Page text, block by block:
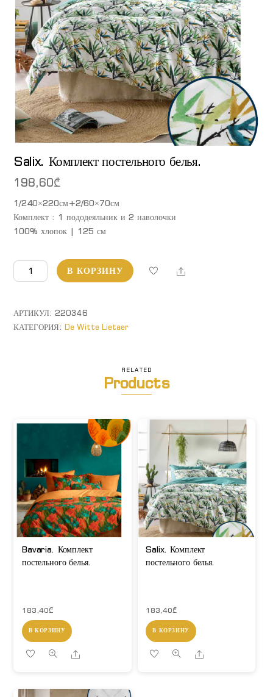
Salix. Комплект постельного белья.
198,60₾
1/240×220см+2/60×70см
Комплект : 1 пододеяльник и 2 наволочки
100% хлопок | 125 см
Количество
товара
постельного
белья.
В КОРЗИНУ Share
АРТИКУЛ:220346
КАТЕГОРИЯ:De Witte Lietaer
RELATED
Products
Bavaria. Комплект
постельного белья.
183,40₾
В КОРЗИНУ
Share
Salix. Комплект
постельного белья.
183,40₾
В КОРЗИНУ
Share